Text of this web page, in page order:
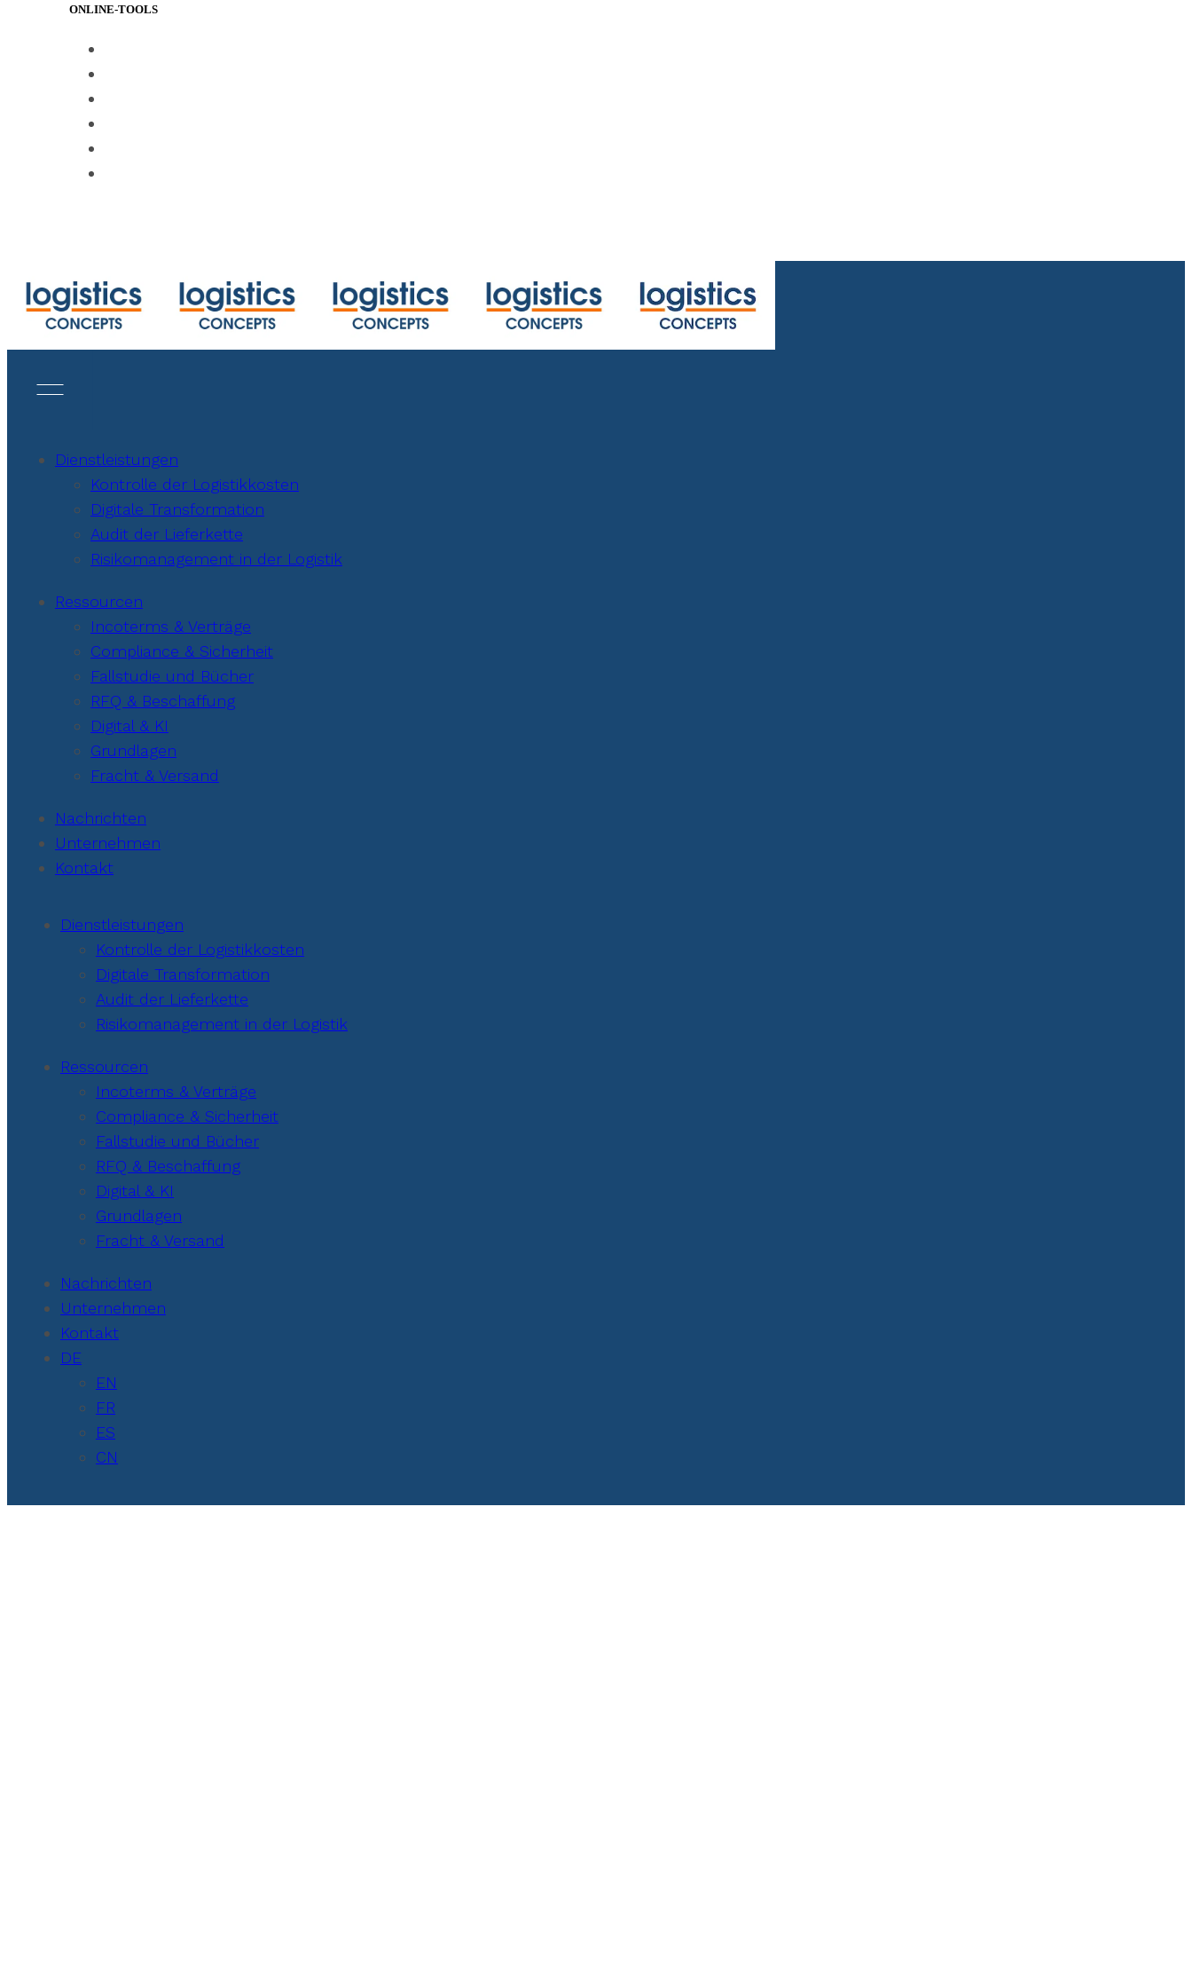
ONLINE-TOOLS
Dienstleistungen
Kontrolle der Logistikkosten
Digitale Transformation
Audit der Lieferkette
Risikomanagement in der Logistik
Ressourcen
Incoterms & Verträge
Compliance & Sicherheit
Fallstudie und Bücher
RFQ & Beschaffung
Digital & KI
Grundlagen
Fracht & Versand
Nachrichten
Unternehmen
Kontakt
Dienstleistungen
Kontrolle der Logistikkosten
Digitale Transformation
Audit der Lieferkette
Risikomanagement in der Logistik
Ressourcen
Incoterms & Verträge
Compliance & Sicherheit
Fallstudie und Bücher
RFQ & Beschaffung
Digital & KI
Grundlagen
Fracht & Versand
Nachrichten
Unternehmen
Kontakt
DE
EN
FR
ES
CN